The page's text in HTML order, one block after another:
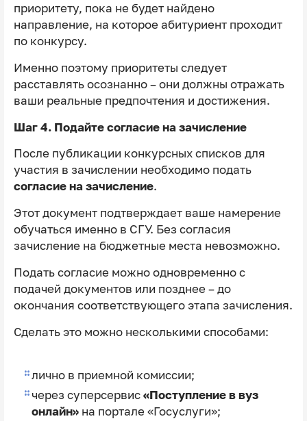
приоритету, пока не будет найдено
направление, на которое абитуриент проходит
по конкурсу.
Именно поэтому приоритеты следует
расставлять осознанно – они должны отражать
ваши реальные предпочтения и достижения.
Шаг 4. Подайте согласие на зачисление
После публикации конкурсных списков для
участия в зачислении необходимо подать
согласие на зачисление.
Этот документ подтверждает ваше намерение
обучаться именно в СГУ. Без согласия
зачисление на бюджетные места невозможно.
Подать согласие можно одновременно с
подачей документов или позднее – до
окончания соответствующего этапа зачисления.
Сделать это можно несколькими способами:
лично в приемной комиссии;
через суперсервис «Поступление в вуз
онлайн»на портале «Госуслуги»;